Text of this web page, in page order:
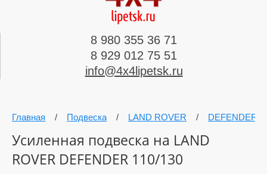
8 980 355 36 71
8 929 012 75 51
info@4x4lipetsk.ru
Главная / Подвеска / LAND ROVER / DEFENDER
Усиленная подвеска на LAND
ROVER DEFENDER 110/130